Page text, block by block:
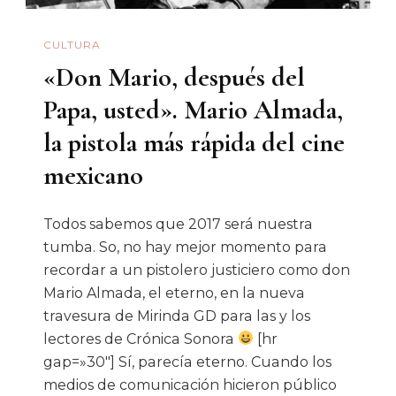
CULTURA
«Don Mario, después del
Papa, usted». Mario Almada,
la pistola más rápida del cine
mexicano
Todos sabemos que 2017 será nuestra
tumba. So, no hay mejor momento para
recordar a un pistolero justiciero como don
Mario Almada, el eterno, en la nueva
travesura de Mirinda GD para las y los
lectores de Crónica Sonora
[hr
gap=»30″] Sí, parecía eterno. Cuando los
medios de comunicación hicieron público